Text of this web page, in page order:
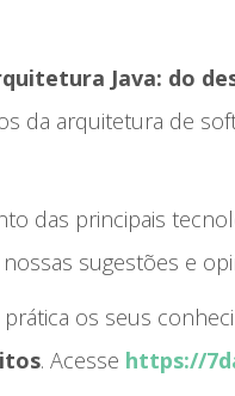
Java: do
da arquitetura de
das principais
sugestões e
os seus
. Acesse https://